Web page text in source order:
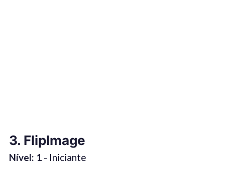
3. FlipImage
Nível: 1- Iniciante